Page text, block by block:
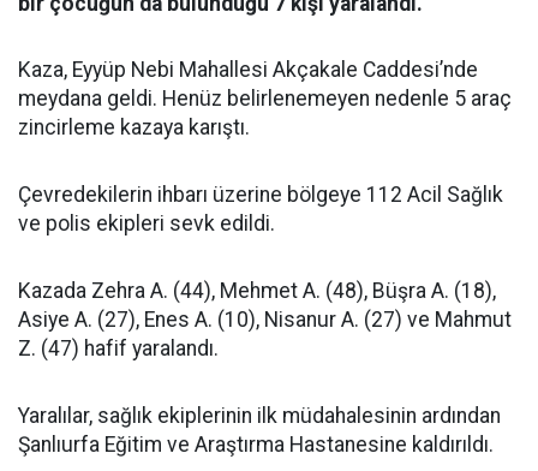
Kaza, Eyyüp Nebi Mahallesi Akçakale Caddesi’nde
meydana geldi. Henüz belirlenemeyen nedenle 5 araç
zincirleme kazaya karıştı.
Çevredekilerin ihbarı üzerine bölgeye 112 Acil Sağlık
ve polis ekipleri sevk edildi.
Kazada Zehra A. (44), Mehmet A. (48), Büşra A. (18),
Asiye A. (27), Enes A. (10), Nisanur A. (27) ve Mahmut
Z. (47) hafif yaralandı.
Yaralılar, sağlık ekiplerinin ilk müdahalesinin ardından
Şanlıurfa Eğitim ve Araştırma Hastanesine kaldırıldı.